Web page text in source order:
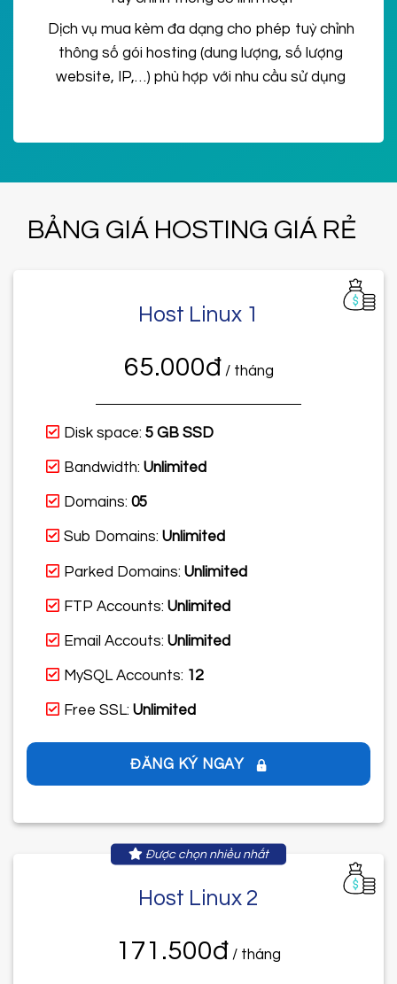
Dịch vụ mua kèm đa dạng cho phép tuỳ chỉnh
thông số gói hosting (dung lượng, số lượng
website, IP,…) phù hợp với nhu cầu sử dụng
BẢNG GIÁ HOSTING GIÁ RẺ
Host Linux 1
65.000đ / tháng
Disk space:5 GB SSD
Bandwidth:Unlimited
Domains:05
Sub Domains:Unlimited
Parked Domains:Unlimited
FTP Accounts:Unlimited
Email Accouts:Unlimited
MySQL Accounts: 12
Free SSL:Unlimited
ĐĂNG KÝ NGAY
Host Linux 2
171.500đ / tháng
Được chọn nhiều nhất